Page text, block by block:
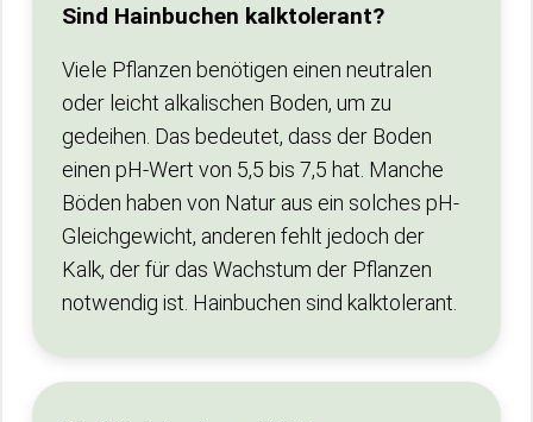
Sind Hainbuchen kalktolerant?
Viele Pflanzen benötigen einen neutralen
oder leicht alkalischen Boden, um zu
gedeihen. Das bedeutet, dass der Boden
einen pH-Wert von 5,5 bis 7,5 hat. Manche
Böden haben von Natur aus ein solches pH-
Gleichgewicht, anderen fehlt jedoch der
Kalk, der für das Wachstum der Pflanzen
notwendig ist. Hainbuchen sind kalktolerant.